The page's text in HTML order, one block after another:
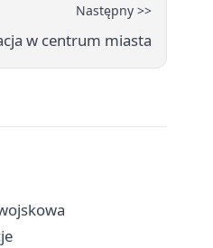
Następny >>
w centrum miasta